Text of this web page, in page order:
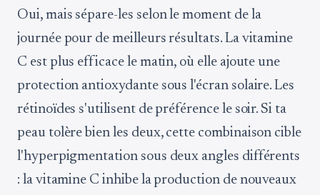
Oui, mais sépare-les selon le moment de la
journée pour de meilleurs résultats. La vitamine
C est plus efficace le matin, où elle ajoute une
protection antioxydante sous l'écran solaire. Les
rétinoïdes s'utilisent de préférence le soir. Si ta
peau tolère bien les deux, cette combinaison cible
l'hyperpigmentation sous deux angles différents
: la vitamine C inhibe la production de nouveaux